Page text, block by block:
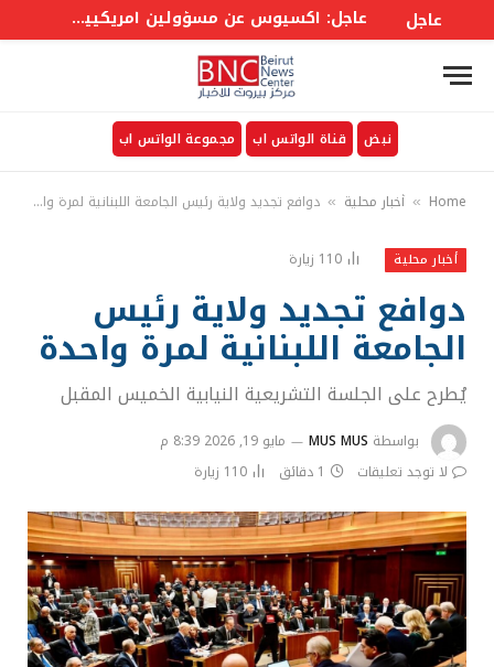
عاجل عاجل: أكسيوس عن مسؤولين أمريكيين: ترامب كان يميل قبل أسبوع إلى استئناف الحرب لكنه اقتنع بخفض التصعيد حالياً
نبض قناة الواتس اب مجموعة الواتس اب
Home
» أخبار محلية » دوافع تجديد ولاية رئيس الجامعة اللبنانية لمرة واحدة
أخبار محلية 110 زيارة
دوافع تجديد ولاية رئيس
الجامعة اللبنانية لمرة واحدة
يُطرح على الجلسة التشريعية النيابية الخميس المقبل
بواسطة MUS MUS
مايو 19, 2026 8:39 م
لا توجد تعليقات
1 دقائق 110 زيارة